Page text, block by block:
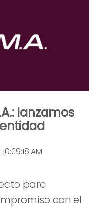
lanzamos
AM
para
con el